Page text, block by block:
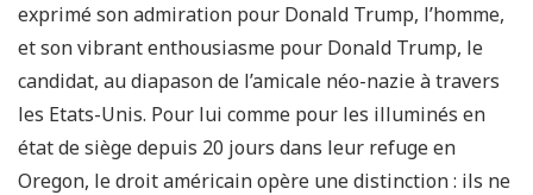
exprimé son admiration pour Donald Trump, l’homme,
et son vibrant enthousiasme pour Donald Trump, le
candidat, au diapason de l’amicale néo-nazie à travers
les Etats-Unis. Pour lui comme pour les illuminés en
état de siège depuis 20 jours dans leur refuge en
Oregon, le droit américain opère une distinction : ils ne